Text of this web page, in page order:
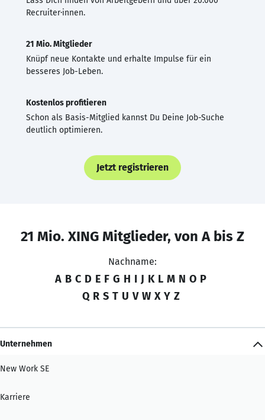
Recruiter·innen.
21 Mio. Mitglieder
Knüpf neue Kontakte und erhalte Impulse für ein
besseres Job-Leben.
Kostenlos profitieren
Schon als Basis-Mitglied kannst Du Deine Job-Suche
deutlich optimieren.
Jetzt registrieren
21 Mio. XING Mitglieder, von A bis Z
Nachname:
A B C D E F G H I J K L M N O P
Q R S T U V W X Y Z
Unternehmen
New Work SE
Karriere